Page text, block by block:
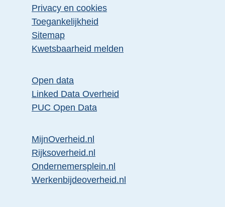
Privacy en cookies
Toegankelijkheid
Sitemap
Kwetsbaarheid melden
Open data
Linked Data Overheid
PUC Open Data
MijnOverheid.nl
Rijksoverheid.nl
Ondernemersplein.nl
Werkenbijdeoverheid.nl